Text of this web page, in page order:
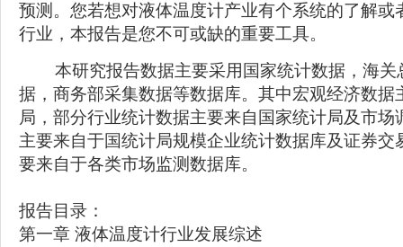
预测。您若想对液体温度计产业有个系统的了解或
行业，本报告是您不可或缺的重要工具。
本研究报告数据主要采用国家统计数据，海关
据，商务部采集数据等数据库。其中宏观经济数据
局，部分行业统计数据主要来自国家统计局及市场
主要来自于国统计局规模企业统计数据库及证券交
要来自于各类市场监测数据库。
报告目录：
第一章 液体温度计行业发展综述